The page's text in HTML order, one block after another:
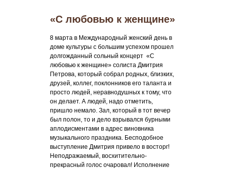
«С любовью к женщине»
8 марта в Международный женский день в
доме культуры с большим успехом прошел
долгожданный сольный концерт «С
любовью к женщине» солиста Дмитрия
Петрова, который собрал родных, близких,
друзей, коллег, поклонников его таланта и
просто людей, неравнодушных к тому, что
он делает. А людей, надо отметить,
пришло немало. Зал, который в тот вечер
был полон, то и дело взрывался бурными
аплодисментами в адрес виновника
музыкального праздника. Бесподобное
выступление Дмитрия привело в восторг!
Неподражаемый, восхитительно-
прекрасный голос очаровал! Исполнение